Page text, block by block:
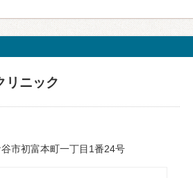
リニック
市初富本町一丁目1番24号